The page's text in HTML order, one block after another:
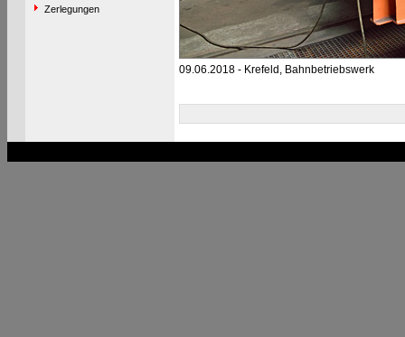
Zerlegungen
09.06.2018 - Krefeld, Bahnbetriebswerk